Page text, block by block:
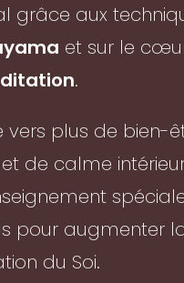
grâce aux
et sur le
.
vers plus de bien-
de calme
pour augmenter
du Soi.